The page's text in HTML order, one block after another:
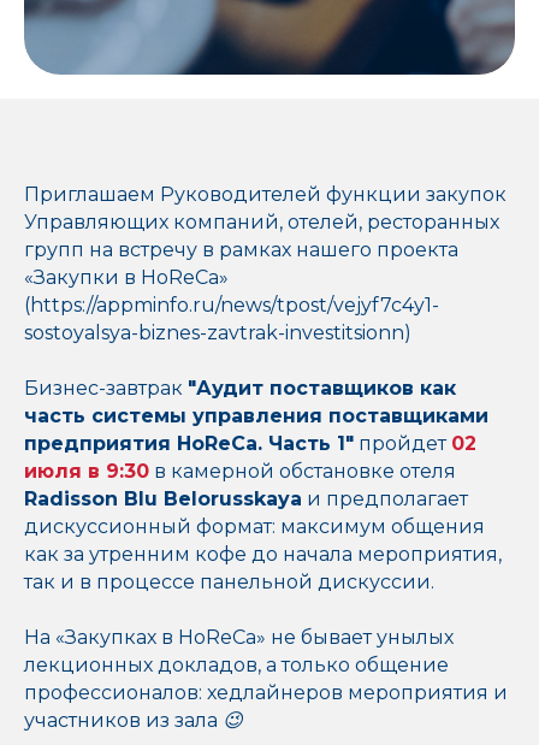
Приглашаем Руководителей функции закупок
Управляющих компаний, отелей, ресторанных
групп на встречу в рамках нашего проекта
«Закупки в HoReCa»
(https://appminfo.ru/news/tpost/vejyf7c4y1-
sostoyalsya-biznes-zavtrak-investitsionn)
Бизнес-завтрак "Аудит поставщиков как
часть системы управления поставщиками
предприятия HoReCa. Часть 1" пройдет 02
июля в 9:30 в камерной обстановке отеля
Radisson Blu Belorusskaya и предполагает
дискуссионный формат: максимум общения
как за утренним кофе до начала мероприятия,
так и в процессе панельной дискуссии.
На «Закупках в HoReCa» не бывает унылых
лекционных докладов, а только общение
профессионалов: хедлайнеров мероприятия и
участников из зала 😉